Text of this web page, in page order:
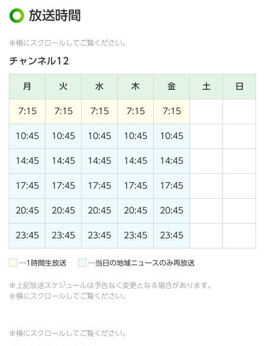
放送時間
※横にスクロールしてご覧ください。
チャンネル12
月 火 水 木 金 土 日
7:15 7:15 7:15 7:15 7:15
10:45 10:45 10:45 10:45 10:45
14:45 14:45 14:45 14:45 14:45
17:45 17:45 17:45 17:45 17:45
20:45 20:45 20:45 20:45 20:45
23:45 23:45 23:45 23:45 23:45
…1時間生放送 …当日の地域ニュースのみ再放送
※上記放送スケジュールは予告なく変更となる場合があります。
※横にスクロールしてご覧ください。
※横にスクロールしてご覧ください。